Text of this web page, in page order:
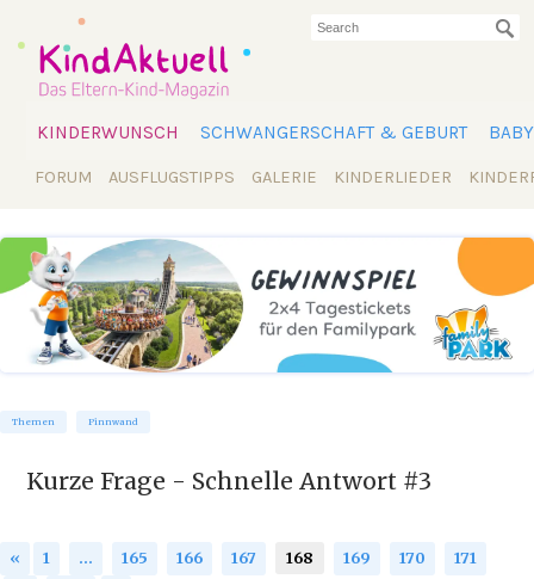
KINDERWUNSCH SCHWANGERSCHAFT & GEBURT
FORUM AUSFLUGSTIPPS GALERIE KINDERLIEDER
Themen Pinnwand
Kurze Frage - Schnelle Antwort #3
« 1 … 165 166 167 168 169 170
171